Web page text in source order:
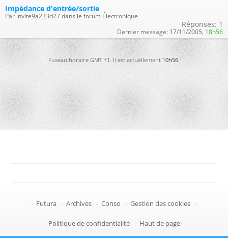
Impédance d'entrée/sortie
Par invite9a233d27 dans le forum Électronique
Réponses: 1
Dernier message: 17/11/2005, 18h56
Fuseau horaire GMT +1. Il est actuellement10h56.
- Futura - Archives - Conso - Gestion des cookies -
Politique de confidentialité - Haut de page